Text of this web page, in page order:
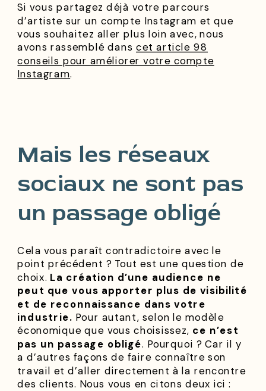
Si vous partagez déjà votre parcours
d’artiste sur un compte Instagram et que
vous souhaitez aller plus loin avec, nous
avons rassemblé danscet article 98
conseils pour améliorer votre compte
Instagram.
Mais les réseaux
sociaux ne sont pas
un passage obligé
Cela vous paraît contradictoire avec le
point précédent ? Tout est une question de
choix. La création d’une audience ne
peut que vous apporter plus de visibilité
et de reconnaissance dans votre
industrie. Pour autant, selon le modèle
économique que vous choisissez, ce n’est
pas un passage obligé. Pourquoi ? Car il y
a d’autres façons de faire connaître son
travail et d’aller directement à la rencontre
des clients. Nous vous en citons deux ici :